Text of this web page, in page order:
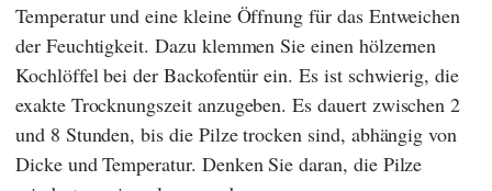
Temperatur und eine kleine Öffnung für das Entweichen
der Feuchtigkeit. Dazu klemmen Sie einen hölzernen
Kochlöffel bei der Backofentür ein. Es ist schwierig, die
exakte Trocknungszeit anzugeben. Es dauert zwischen 2
und 8 Stunden, bis die Pilze trocken sind, abhängig von
Dicke und Temperatur. Denken Sie daran, die Pilze